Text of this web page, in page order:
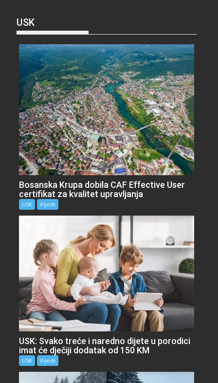
USK
Bosanska Krupa dobila CAF Effective User
certifikat za kvalitet upravljanja
USK Vijesti
USK: Svako treće i naredno dijete u porodici
imat će dječiji dodatak od 150 KM
USK Vijesti